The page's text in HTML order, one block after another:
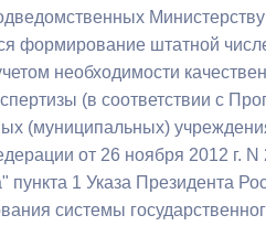
формирование штатной
необходимости
(в соответствии с
(муниципальных)
от 26 ноября 2012 г. N
пункта 1 Указа Президента
системы